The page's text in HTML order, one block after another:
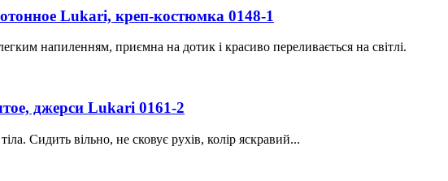
Lukari, креп-костюмка 0148-1
напиленням, приємна на дотик і красиво переливається на світлі.
джерси Lukari 0161-2
Сидить вільно, не сковує рухів, колір яскравий...